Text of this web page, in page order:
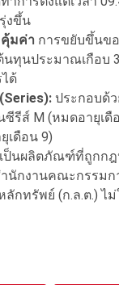
งขึ้น
มค่า การขยับขึ้นขอ
นทุนประมาณเกือบ
ด้
ประกอบด้ว
รีส์ M (หมดอายุเดื
เดือน 9)
เป็นผลิตภัณฑ์ที่ถูกกฎ
ำนักงานคณะกรรม
กทรัพย์ (ก.ล.ต.) ไม่